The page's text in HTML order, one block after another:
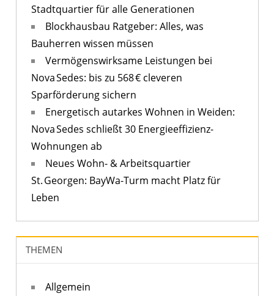
Stadtquartier für alle Generationen
Blockhausbau Ratgeber: Alles, was
Bauherren wissen müssen
Vermögenswirksame Leistungen bei
Nova Sedes: bis zu 568 € cleveren
Sparförderung sichern
Energetisch autarkes Wohnen in Weiden:
Nova Sedes schließt 30 Energieeffizienz-
Wohnungen ab
Neues Wohn- & Arbeitsquartier
St. Georgen: BayWa-Turm macht Platz für
Leben
THEMEN
Allgemein